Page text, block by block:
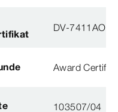
DV-
Award
103507/04